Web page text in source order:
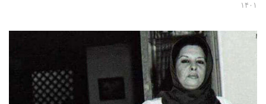
۱۴۰۱